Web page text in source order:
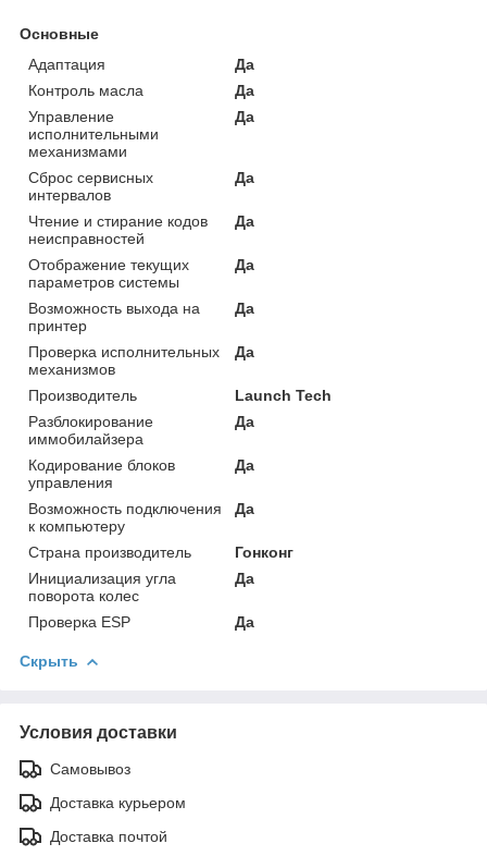
Основные
Адаптация
Да
Контроль масла
Да
Управление
исполнительными
механизмами
Да
Сброс сервисных
интервалов
Да
Чтение и стирание кодов
неисправностей
Да
Отображение текущих
параметров системы
Да
Возможность выхода на
принтер
Да
Проверка исполнительных
механизмов
Да
Производитель
Launch Tech
Разблокирование
иммобилайзера
Да
Кодирование блоков
управления
Да
Возможность подключения
к компьютеру
Да
Страна производитель
Гонконг
Инициализация угла
поворота колес
Да
Проверка ESP Да
Скрыть
Условия доставки
Самовывоз
Доставка курьером
Доставка почтой